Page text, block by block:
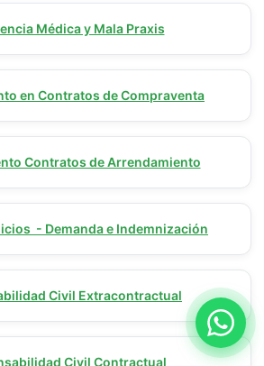
Médica y Mala Praxis
en Contratos de Compraventa
Contratos de Arrendamiento
- Demanda e Indemnización
Civil Extracontractual
Civil Contractual